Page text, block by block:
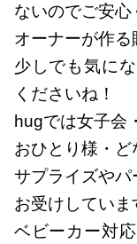
ないのでご安心
オーナーが作る
少しでも気に
くださいね！
hugでは女子会
おひとり様・ど
サプライズやパ
お受けしていま
ベビーカー対